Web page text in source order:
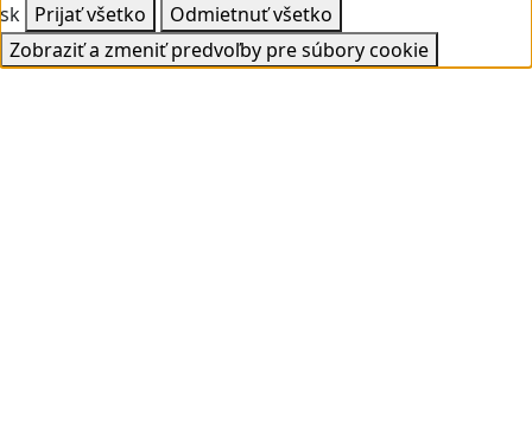
sk Prijať všetko
Odmietnuť všetko
Zobraziť a zmeniť predvoľby pre súbory cookie